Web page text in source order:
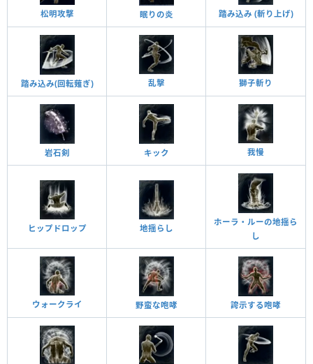
松明攻撃 眠りの炎 踏み込み (斬り上げ)
踏み込み(回転薙ぎ) 乱擊 獅子斬り
岩石剣 キック 我慢
ヒップドロップ 地揺らし
ホーラ・ルーの地揺ら
し
ウォークライ 野蛮な咆哮 誇示する咆哮